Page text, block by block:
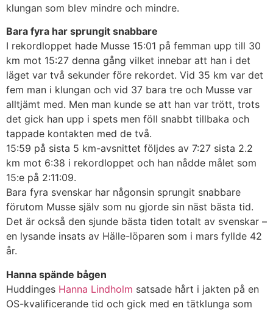
klungan som blev mindre och mindre.
Bara fyra har sprungit snabbare
I rekordloppet hade Musse 15:01 på femman upp till 30
km mot 15:27 denna gång vilket innebar att han i det
läget var två sekunder före rekordet. Vid 35 km var det
fem man i klungan och vid 37 bara tre och Musse var
alltjämt med. Men man kunde se att han var trött, trots
det gick han upp i spets men föll snabbt tillbaka och
tappade kontakten med de två.
15:59 på sista 5 km-avsnittet följdes av 7:27 sista 2.2
km mot 6:38 i rekordloppet och han nådde målet som
15:e på 2:11:09.
Bara fyra svenskar har någonsin sprungit snabbare
förutom Musse själv som nu gjorde sin näst bästa tid.
Det är också den sjunde bästa tiden totalt av svenskar –
en lysande insats av Hälle-löparen som i mars fyllde 42
år.
Hanna spände bågen
Huddinges Hanna Lindholm satsade hårt i jakten på en
OS-kvalificerande tid och gick med en tätklunga som